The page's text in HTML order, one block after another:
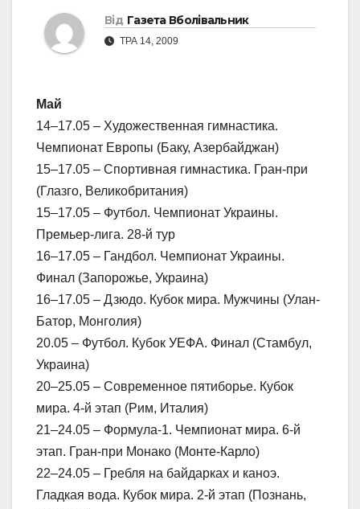
Від Газета Вболівальник
ТРА 14, 2009
Май
14–17.05 – Художественная гимнастика.
Чемпионат Европы (Баку, Азербайджан)
15–17.05 – Спортивная гимнастика. Гран-при
(Глазго, Великобритания)
15–17.05 – Футбол. Чемпионат Украины.
Премьер-лига. 28-й тур
16–17.05 – Гандбол. Чемпионат Украины.
Финал (Запорожье, Украина)
16–17.05 – Дзюдо. Кубок мира. Мужчины (Улан-
Батор, Монголия)
20.05 – Футбол. Кубок УЕФА. Финал (Стамбул,
Украина)
20–25.05 – Современное пятиборье. Кубок
мира. 4-й этап (Рим, Италия)
21–24.05 – Формула-1. Чемпионат мира. 6-й
этап. Гран-при Монако (Монте-Карло)
22–24.05 – Гребля на байдарках и каноэ.
Гладкая вода. Кубок мира. 2-й этап (Познань,